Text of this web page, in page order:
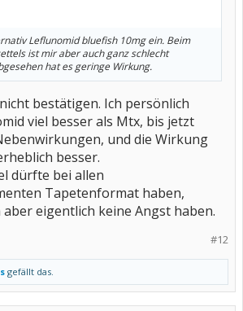
Leflunomid bluefish 10mg ein. Beim
ist mir aber auch ganz schlecht
hat es geringe Wirkung.
bestätigen. Ich persönlich
viel besser als Mtx, bis jetzt
und die Wirkung
besser.
dürfte bei allen
Tapetenformat haben,
eigentlich keine Angst haben.
#12
gefällt das.